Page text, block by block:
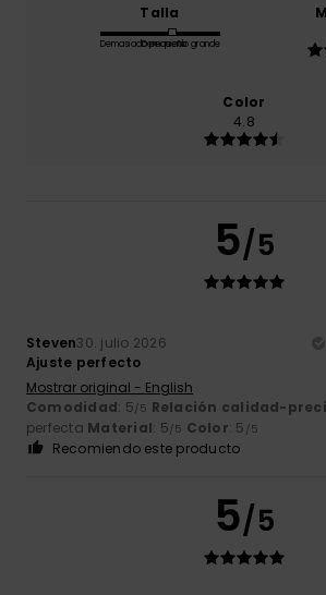
Talla
Demasiado pequeño
Demasiado grande
Color
4.8
5/5
Steven30. julio 2026
Ajuste perfecto
Mostrar original - English
Comodidad: 5/5 Relación calidad-
perfecta Material: 5/5 Color: 5 /5
Recomiendo este producto
5/5